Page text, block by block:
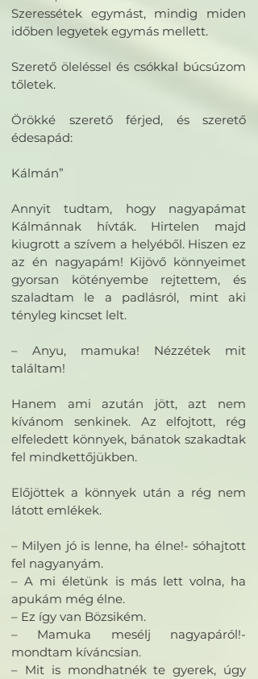
Szeressétek egymást, mindig miden
időben legyetek egymás mellett.
Szerető öleléssel és csókkal búcsúzom
tőletek.
Örökké szerető férjed, és szerető
édesapád:
Kálmán”
Annyit tudtam, hogy nagyapámat
Kálmánnak hívták. Hirtelen majd
kiugrott a szívem a helyéből. Hiszen ez
az én nagyapám! Kijövő könnyeimet
gyorsan kötényembe rejtettem, és
szaladtam le a padlásról, mint aki
tényleg kincset lelt.
– Anyu, mamuka! Nézzétek mit
találtam!
Hanem ami azután jött, azt nem
kívánom senkinek. Az elfojtott, rég
elfeledett könnyek, bánatok szakadtak
fel mindkettőjükben.
Előjöttek a könnyek után a rég nem
látott emlékek.
– Milyen jó is lenne, ha élne!- sóhajtott
fel nagyanyám.
– A mi életünk is más lett volna, ha
apukám még élne.
– Ez így van Bözsikém.
– Mamuka mesélj nagyapáról!-
mondtam kíváncsian.
– Mit is mondhatnék te gyerek, úgy